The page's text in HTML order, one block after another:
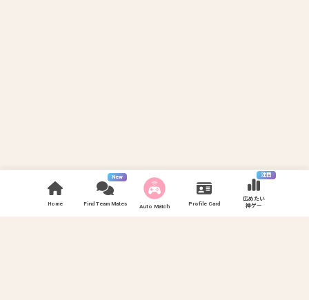
Home
New
Find Team Mates Auto Match Profile Card
注目
広めたい
神ゲー